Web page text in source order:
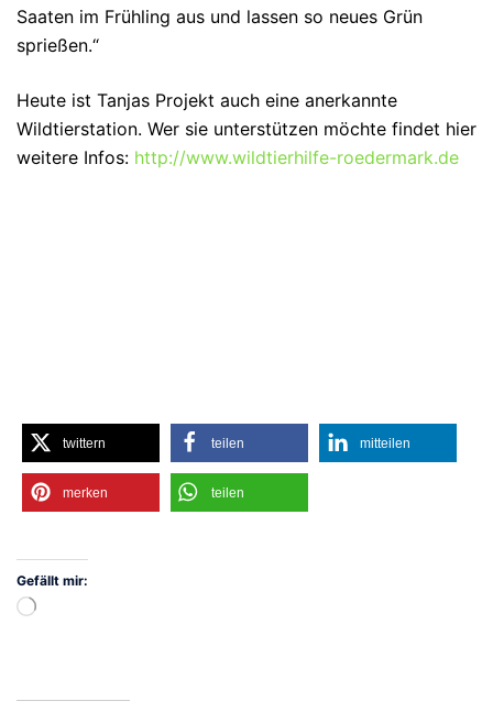
Saaten im Frühling aus und lassen so neues Grün
sprießen.“
Heute ist Tanjas Projekt auch eine anerkannte
Wildtierstation. Wer sie unterstützen möchte findet hier
weitere Infos: http://www.wildtierhilfe-roedermark.de
twittern teilen mitteilen
merken teilen
Gefällt mir:
Wird